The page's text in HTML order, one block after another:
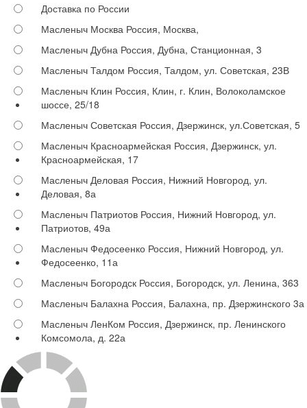
Доставка по России
Масленыч Москва Россия, Москва,
Масленыч Дубна Россия, Дубна, Станционная, 3
Масленыч Талдом Россия, Талдом, ул. Советская, 23В
Масленыч Клин Россия, Клин, г. Клин, Волоколамское
шоссе, 25/18
Масленыч Советская Россия, Дзержинск, ул.Советская, 5
Масленыч Красноармейская Россия, Дзержинск, ул.
Красноармейская, 17
Масленыч Деловая Россия, Нижний Новгород, ул.
Деловая, 8а
Масленыч Патриотов Россия, Нижний Новгород, ул.
Патриотов, 49а
Масленыч Федосеенко Россия, Нижний Новгород, ул.
Федосеенко, 11а
Масленыч Богородск Россия, Богородск, ул. Ленина, 363
Масленыч Балахна Россия, Балахна, пр. Дзержинского 3а
Масленыч ЛенКом Россия, Дзержинск, пр. Ленинского
Комсомола, д. 22а